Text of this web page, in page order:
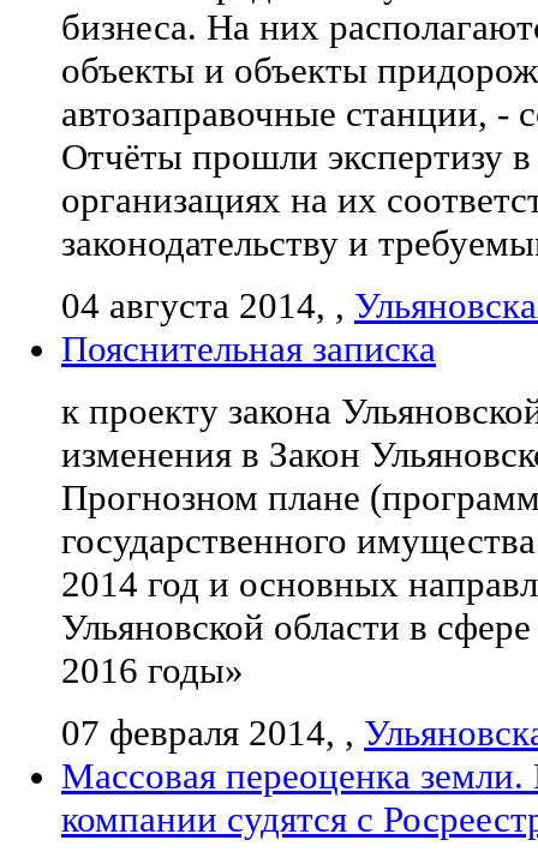
бизнеса. На них
объекты и объекты
автозаправочные станции,
Отчёты прошли экспертизу
организациях на их
законодательству и
04 августа 2014, ,
Пояснительная записка
к проекту закона
изменения в Закон
Прогнозном плане
государственного
2014 год и основных
Ульяновской области в
2016 годы»
07 февраля 2014, ,
Массовая переоценка
компании судятся с